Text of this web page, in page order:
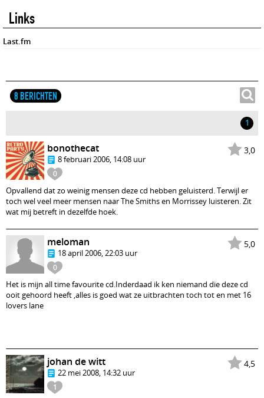
Links
Last.fm
8 BERICHTEN
1
3,0
0
bonothecat
8 februari 2006, 14:08 uur
Opvallend dat zo weinig mensen deze cd hebben geluisterd. Terwijl er
toch wel veel meer mensen naar The Smiths en Morrissey luisteren. Zit
wat mij betreft in dezelfde hoek.
5,0
0
meloman
18 april 2006, 22:03 uur
Het is mijn all time favourite cd.Inderdaad ik ken niemand die deze cd
ooit gehoord heeft ,alles is goed wat ze uitbrachten toch tot en met 16
lovers lane
4,5
1
johan de witt
22 mei 2008, 14:32 uur